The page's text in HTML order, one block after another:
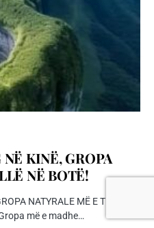
KINË, GROPA
NË BOTË!
NATYRALE MË E THELLË
më e madhe…